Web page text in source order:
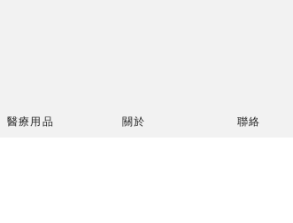
醫療用品 關於 聯絡